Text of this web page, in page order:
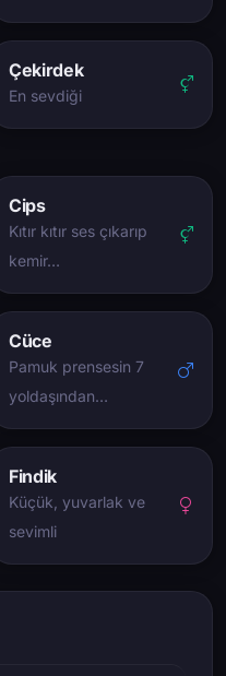
Çekirdek
En sevdiği
Cips
Kıtır kıtır ses çıkarıp
kemir…
Cüce
Pamuk prensesin 7
yoldaşından…
Findik
Küçük, yuvarlak ve
sevimli